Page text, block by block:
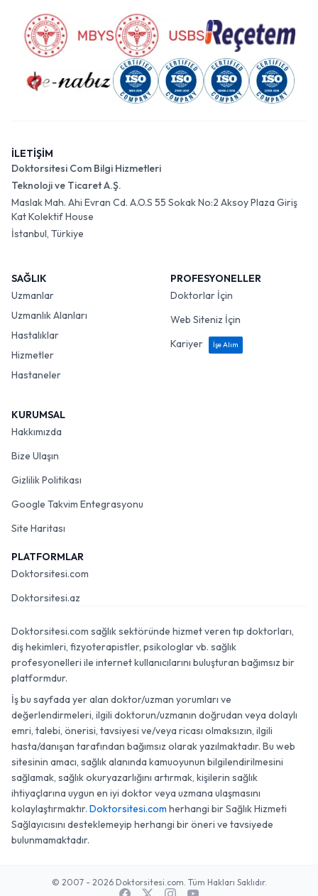
İLETİŞİM
Doktorsitesi Com Bilgi Hizmetleri
Teknoloji ve Ticaret A.Ş.
Maslak Mah. Ahi Evran Cd. A.O.S 55 Sokak No:2 Aksoy Plaza Giriş
Kat Kolektif House
İstanbul, Türkiye
SAĞLIK
Uzmanlar
Uzmanlık Alanları
Hastalıklar
Hizmetler
Hastaneler
PROFESYONELLER
Doktorlar İçin
Web Siteniz İçin
Kariyer
İşe Alım
KURUMSAL
Hakkımızda
Bize Ulaşın
Gizlilik Politikası
Google Takvim Entegrasyonu
Site Haritası
PLATFORMLAR
Doktorsitesi.com
Doktorsitesi.az
Doktorsitesi.com sağlık sektöründe hizmet veren tıp doktorları,
diş hekimleri, fizyoterapistler, psikologlar vb. sağlık
profesyonelleri ile internet kullanıcılarını buluşturan bağımsız bir
platformdur.
İş bu sayfada yer alan doktor/uzman yorumları ve
değerlendirmeleri, ilgili doktorun/uzmanın doğrudan veya dolaylı
emri, talebi, önerisi, tavsiyesi ve/veya ricası olmaksızın, ilgili
hasta/danışan tarafından bağımsız olarak yazılmaktadır. Bu web
sitesinin amacı, sağlık alanında kamuoyunun bilgilendirilmesini
sağlamak, sağlık okuryazarlığını artırmak, kişilerin sağlık
ihtiyaçlarına uygun en iyi doktor veya uzmana ulaşmasını
kolaylaştırmaktır. Doktorsitesi.com herhangi bir Sağlık Hizmeti
Sağlayıcısını desteklemeyip herhangi bir öneri ve tavsiyede
bulunmamaktadır.
© 2007 - 2026 Doktorsitesi.com. Tüm Hakları Saklıdır.